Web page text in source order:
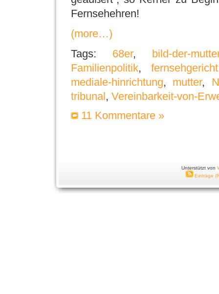
Fernsehehren!
(more…)
Tags: 68er, bild-der-
Familienpolitik,fernsehgericht
mediale-hinrichtung, mutter,
tribunal, Vereinbarkeit-von-
11 Kommentare »
Unterstützt von
Einträge